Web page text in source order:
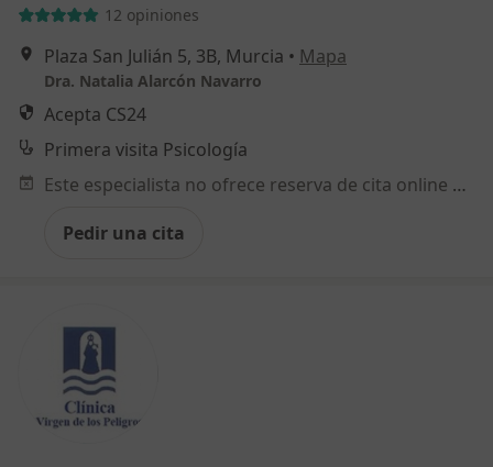
12 opiniones
Plaza San Julián 5, 3B, Murcia • Mapa
Dra. Natalia Alarcón Navarro
Acepta CS24
Primera visita Psicología
Este especialista no ofrece reserva de cita online en esta dirección.
Pedir una cita